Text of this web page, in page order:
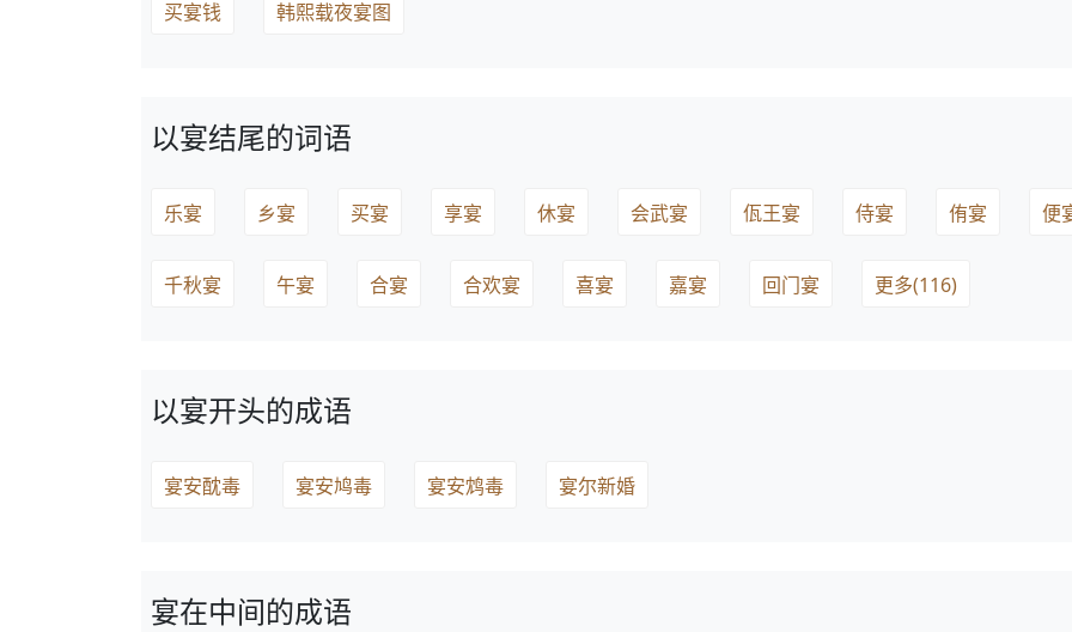
买宴钱 韩熙载夜宴图
以宴结尾的词语
乐宴 乡宴 买宴 享宴 休宴 会武宴 佤王宴 侍宴 侑宴 便
千秋宴 午宴 合宴 合欢宴 喜宴 嘉宴 回门宴 更多(116)
以宴开头的成语
宴安酖毒 宴安鸠毒 宴安鸩毒 宴尔新婚
宴在中间的成语